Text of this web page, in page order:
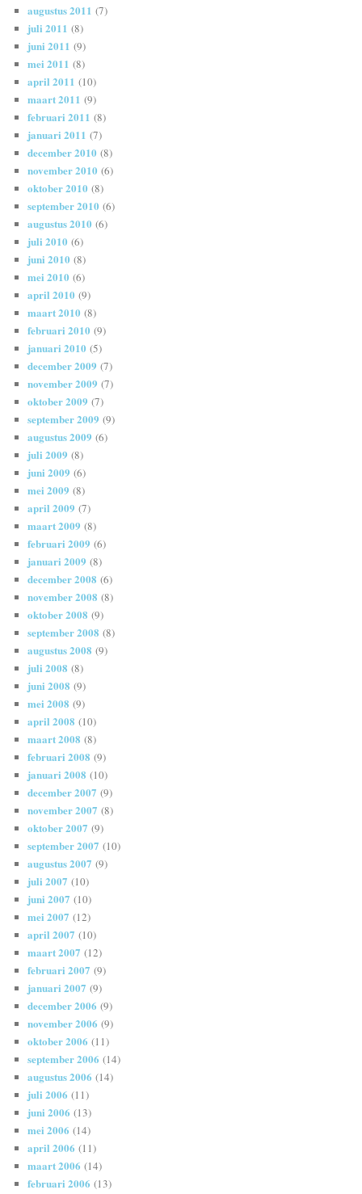
augustus 2011 (7)
juli 2011 (8)
juni 2011 (9)
mei 2011 (8)
april 2011 (10)
maart 2011 (9)
februari 2011 (8)
januari 2011 (7)
december 2010 (8)
november 2010 (6)
oktober 2010 (8)
september 2010 (6)
augustus 2010 (6)
juli 2010 (6)
juni 2010 (8)
mei 2010 (6)
april 2010 (9)
maart 2010 (8)
februari 2010 (9)
januari 2010 (5)
december 2009 (7)
november 2009 (7)
oktober 2009 (7)
september 2009 (9)
augustus 2009 (6)
juli 2009 (8)
juni 2009 (6)
mei 2009 (8)
april 2009 (7)
maart 2009 (8)
februari 2009 (6)
januari 2009 (8)
december 2008 (6)
november 2008 (8)
oktober 2008 (9)
september 2008 (8)
augustus 2008 (9)
juli 2008 (8)
juni 2008 (9)
mei 2008 (9)
april 2008 (10)
maart 2008 (8)
februari 2008 (9)
januari 2008 (10)
december 2007 (9)
november 2007 (8)
oktober 2007 (9)
september 2007 (10)
augustus 2007 (9)
juli 2007 (10)
juni 2007 (10)
mei 2007 (12)
april 2007 (10)
maart 2007 (12)
februari 2007 (9)
januari 2007 (9)
december 2006 (9)
november 2006 (9)
oktober 2006 (11)
september 2006 (14)
augustus 2006 (14)
juli 2006 (11)
juni 2006 (13)
mei 2006 (14)
april 2006 (11)
maart 2006 (14)
februari 2006 (13)